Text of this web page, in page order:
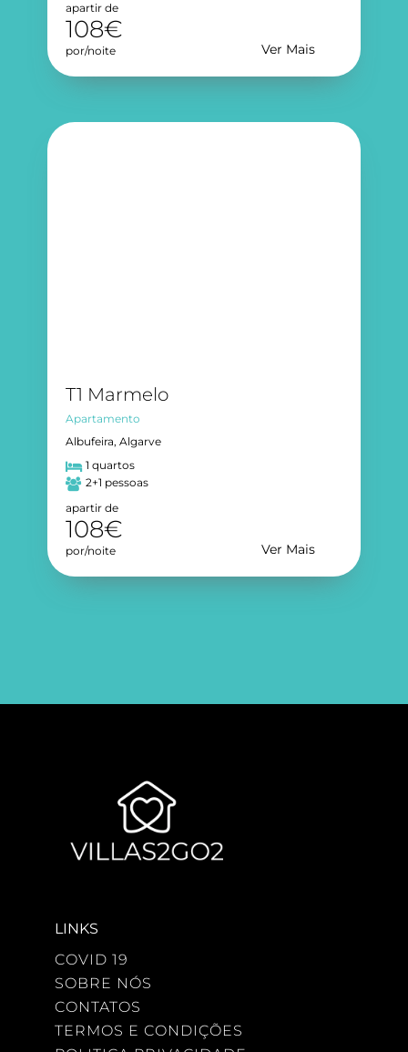
apartir de
108€
por/noite Ver Mais
T1 Marmelo
Apartamento
Albufeira, Algarve
1 quartos
2+1 pessoas
apartir de
108€
por/noite Ver Mais
LINKS
COVID 19
SOBRE NÓS
CONTATOS
TERMOS E CONDIÇÕES